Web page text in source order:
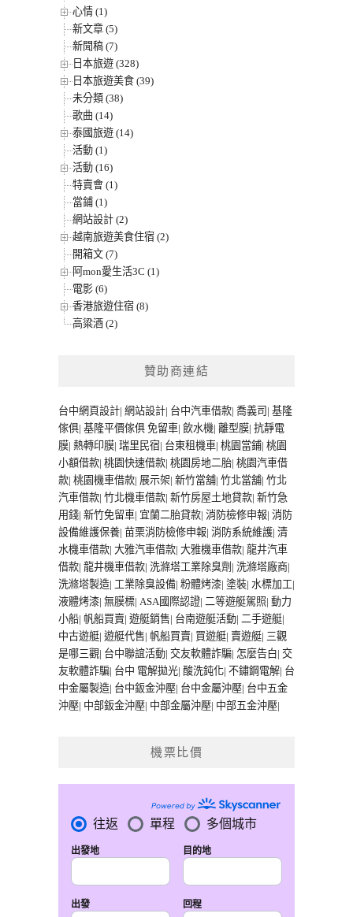
心情 (1)
新文章 (5)
新聞稿 (7)
日本旅遊 (328)
日本旅遊美食 (39)
未分類 (38)
歌曲 (14)
泰國旅遊 (14)
活動 (1)
活動 (16)
特賣會 (1)
當鋪 (1)
網站設計 (2)
越南旅遊美食住宿 (2)
開箱文 (7)
阿mon愛生活3C (1)
電影 (6)
香港旅遊住宿 (8)
高粱酒 (2)
贊助商連結
台中網頁設計| 網站設計| 台中汽車借款| 喬義司 | 基隆
傢俱| 基隆平價傢俱 免留車| 飲水機| 離型膜| 抗靜電
膜| 熱轉印膜| 瑞里民宿| 台東租機車| 桃園當鋪| 桃園
小額借款| 桃園快速借款| 桃園房地二胎| 桃園汽車借
款| 桃園機車借款| 展示架| 新竹當舖| 竹北當舖| 竹北
汽車借款| 竹北機車借款| 新竹房屋土地貸款| 新竹急
用錢| 新竹免留車| 宜蘭二胎貸款| 消防檢修申報| 消防
設備維護保養| 苗栗消防檢修申報| 消防系統維護| 清
水機車借款| 大雅汽車借款| 大雅機車借款| 龍井汽車
借款| 龍井機車借款| 洗滌塔工業除臭劑 | 洗滌塔廠商|
洗滌塔製造| 工業除臭設備| 粉體烤漆| 塗裝| 水標加工|
液體烤漆| 無膜標| ASA國際認證| 二等遊艇駕照| 動力
小船| 帆船買賣| 遊艇銷售| 台南遊艇活動| 二手遊艇|
中古遊艇| 遊艇代售| 帆船買賣| 買遊艇| 賣遊艇| 三觀
是哪三觀| 台中聯誼活動| 交友軟體詐騙| 怎麼告白| 交
友軟體詐騙| 台中 電解拋光| 酸洗鈍化| 不鏽鋼電解| 台
中金屬製造| 台中鈑金沖壓| 台中金屬沖壓| 台中五金
沖壓| 中部鈑金沖壓| 中部金屬沖壓| 中部五金沖壓|
機票比價